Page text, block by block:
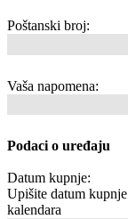
Poštanski broj:
Vaša napomena:
Podaci o uređaju
Datum kupnje:
Upišite datum
kalendara